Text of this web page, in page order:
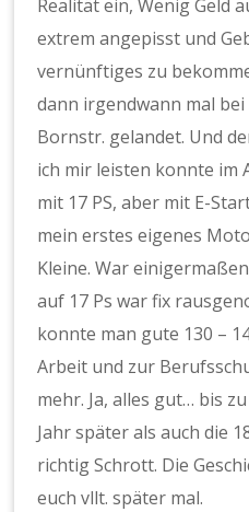
Realität ein, Wenig Geld
extrem angepisst und
vernünftiges zu
dann irgendwann mal bei
Bornstr. gelandet. Und
ich mir leisten konnte im
mit 17 PS, aber mit E-
mein erstes eigenes
Kleine. War
auf 17 Ps war fix
konnte man gute 130 –
Arbeit und zur
mehr. Ja, alles gut… bis
Jahr später als auch die
richtig Schrott. Die
euch vllt. später mal.